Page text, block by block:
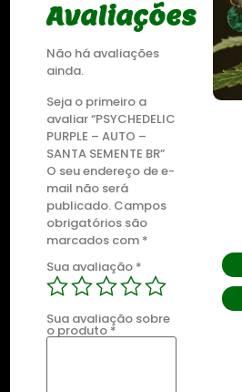
Avaliações
Não há avaliações
ainda.
Seja o primeiro a
avaliar “PSYCHEDELIC
PURPLE – AUTO –
SANTA SEMENTE BR”
O seu endereço de e-
mail não será
publicado. Campos
obrigatórios são
marcados com *
Sua avaliação *
Sua avaliação sobre
o produto *
DESTAQUE
ZKITTLEZ OG
R$435,00
Detalhes
Comprar